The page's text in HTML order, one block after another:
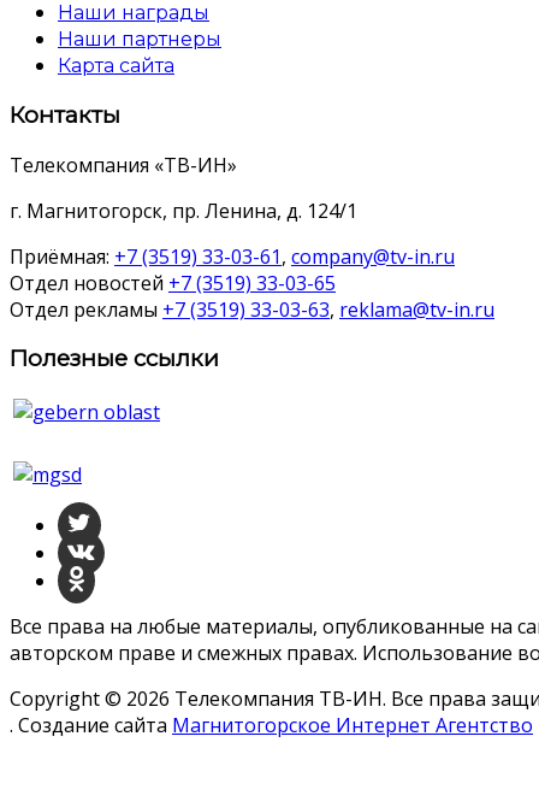
Наши награды
Наши партнеры
Карта сайта
Контакты
Телекомпания «ТВ-ИН»
г. Магнитогорск, пр. Ленина, д. 124/1
Приёмная: +7 (3519) 33-03-61, company@tv-in.ru
Отдел новостей +7 (3519) 33-03-65
Отдел рекламы +7 (3519) 33-03-63, reklama@tv-in.ru
Полезные ссылки
Все права на любые материалы, опубликованные на
авторском праве и смежных правах. Использование
Copyright © 2026 Телекомпания ТВ-ИН. Все права
. Создание сайта Магнитогорское Интернет Агентство